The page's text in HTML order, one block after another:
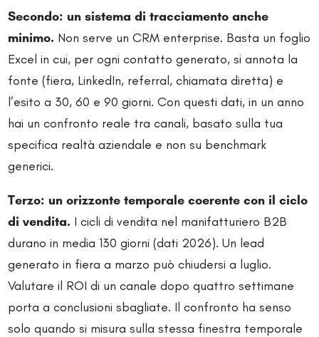
Secondo: un sistema di tracciamento anche
minimo. Non serve un CRM enterprise. Basta un foglio
Excel in cui, per ogni contatto generato, si annota la
fonte (fiera, LinkedIn, referral, chiamata diretta) e
l’esito a 30, 60 e 90 giorni. Con questi dati, in un anno
hai un confronto reale tra canali, basato sulla tua
specifica realtà aziendale e non su benchmark
generici.
Terzo: un orizzonte temporale coerente con il ciclo
di vendita. I cicli di vendita nel manifatturiero B2B
durano in media 130 giorni (dati 2026). Un lead
generato in fiera a marzo può chiudersi a luglio.
Valutare il ROI di un canale dopo quattro settimane
porta a conclusioni sbagliate. Il confronto ha senso
solo quando si misura sulla stessa finestra temporale